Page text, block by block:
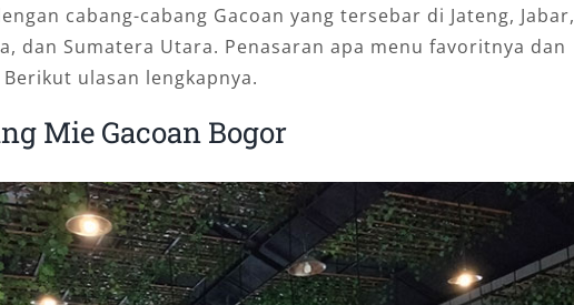
cabang-cabang Gacoan yang tersebar di Jateng, Jabar,
dan Sumatera Utara. Penasaran apa menu favoritnya dan
ulasan lengkapnya.
Mie Gacoan Bogor